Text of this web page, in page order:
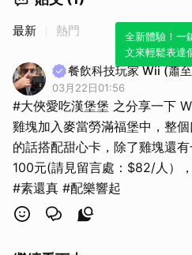
全新體驗！一
文來輕鬆表達
最新 熱門
餐飲科技玩家 Wii (蕭
03月22日01:56
#大俠愛吃漢堡堡 之分享一下
雞塊加入麥當勞滿福堡中，整
的話搭配甜心卡，除了雞塊還
100元(請見留言處：$82/人）
#素還真 #配樂響起